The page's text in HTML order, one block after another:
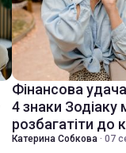
Фінансова
4 знаки Зодіаку
розбагатіти до
Катерина Собкова · 07